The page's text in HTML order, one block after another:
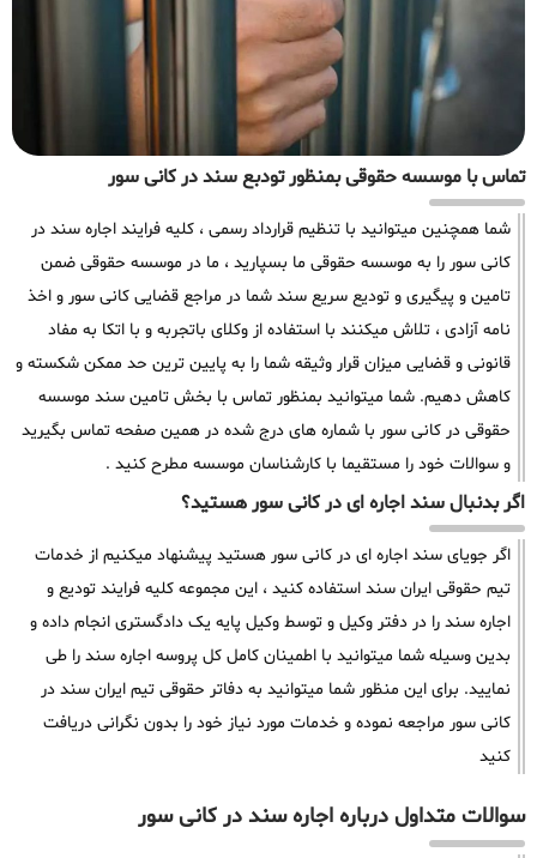
تماس با موسسه حقوقی بمنظور تودبع سند در کانی سور
شما همچنین میتوانید با تنظیم قرارداد رسمی ، کلیه فرایند اجاره سند در
کانی سور را به موسسه حقوقی ما بسپارید ، ما در موسسه حقوقی ضمن
تامین و پیگیری و تودیع سریع سند شما در مراجع قضایی کانی سور و اخذ
نامه آزادی ، تلاش میکنند با استفاده از وکلای باتجربه و با اتکا به مفاد
قانونی و قضایی میزان قرار وثیقه شما را به پایین ترین حد ممکن شکسته و
کاهش دهیم. شما میتوانید بمنظور تماس با بخش تامین سند موسسه
حقوقی در کانی سور با شماره های درج شده در همین صفحه تماس بگیرید
و سوالات خود را مستقیما با کارشناسان موسسه مطرح کنید .
اگر بدنبال سند اجاره ای در کانی سور هستید؟
اگر جویای سند اجاره ای در کانی سور هستید پیشنهاد میکنیم از خدمات
تیم حقوقی ایران سند استفاده کنید ، این مجموعه کلیه فرایند تودیع و
اجاره سند را در دفتر وکیل و توسط وکیل پایه یک دادگستری انجام داده و
بدین وسیله شما میتوانید با اطمینان کامل کل پروسه اجاره سند را طی
نمایید. برای این منظور شما میتوانید به دفاتر حقوقی تیم ایران سند در
کانی سور مراجعه نموده و خدمات مورد نیاز خود را بدون نگرانی دریافت
کنید
سوالات متداول درباره اجاره سند در کانی سور